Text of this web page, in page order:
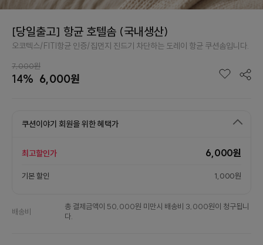
[당일출고] 항균 호텔솜 (국내생산)
오코텍스/FITI항균 인증/집먼지 진드기 차단하는 도레이 항균 쿠션솜입니다.
7,000원
14% 6,000원
쿠션이야기 회원을 위한 혜택가
최고할인가 6,000원
기본 할인 1,000원
배송비
총 결제금액이 50,000원 미만시 배송비 3,000원이 청구됩니
다.